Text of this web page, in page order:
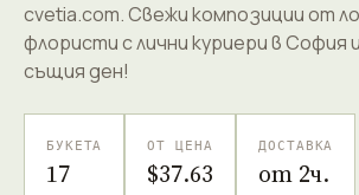
cvetia.com. Свежи композиции от
флористи с лични куриери в София
същия ден!
БУКЕТА
17
ОТ ЦЕНА
$37.63
ДОСТАВКА
от 2ч.